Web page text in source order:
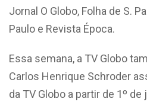
Jornal O Globo, Folha de S.
Paulo e Revista Época.
Essa semana, a TV Globo
Carlos Henrique Schroder
da TV Globo a partir de 1º